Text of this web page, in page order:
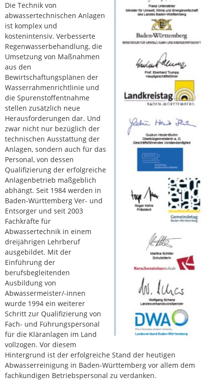
Die Technik von
abwassertechnischen Anlagen
ist komplex und
kostenintensiv. Verbesserte
Regenwasserbehandlung, die
Umsetzung von Maßnahmen
aus den
Bewirtschaftungsplänen der
Wasserrahmenrichtlinie und
die Spurenstoffentnahme
stellen zusätzlich neue
Herausforderungen dar. Und
zwar nicht nur bezüglich der
technischen Ausstattung der
Anlagen, sondern auch für das
Personal, von dessen
Qualifizierung der erfolgreiche
Anlagenbetrieb maßgeblich
abhängt. Seit 1984 werden in
Baden-Württemberg Ver- und
Entsorger und seit 2003
Fachkräfte für
Abwassertechnik in einem
dreijährigen Lehrberuf
ausgebildet. Mit der
Einführung der
berufsbegleitenden
Ausbildung von
Abwassermeister/-innen
wurde 1994 ein weiterer
Schritt zur Qualifizierung von
Fach- und Führungspersonal
für die Kläranlagen im Land
vollzogen. Vor diesem
Hintergrund ist der erfolgreiche Stand der heutigen
Abwasserreinigung in Baden-Württemberg vor allem dem
fachkundigen Betriebspersonal zu verdanken.